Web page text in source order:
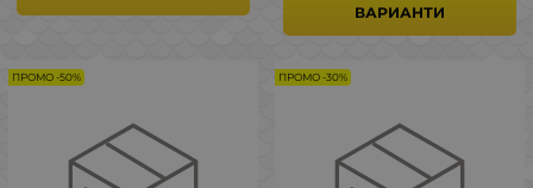
ВАРИАНТИ
ПРОМО -50% ПРОМО -30%